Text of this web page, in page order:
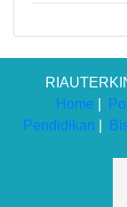
Home
Pendidikan